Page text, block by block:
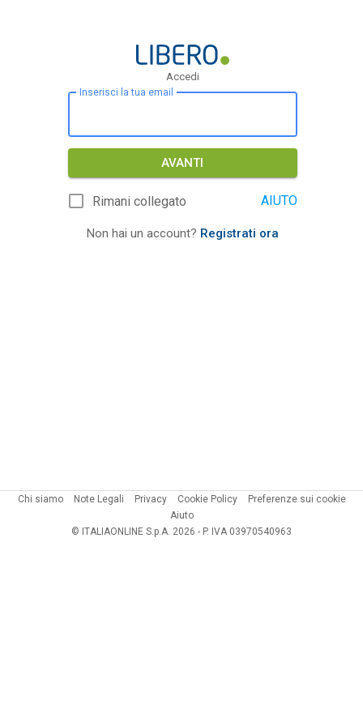
Accedi
Inserisci la tua email
AVANTI
Rimani collegato AIUTO
Non hai un account? Registrati ora
Chi siamo Note Legali Privacy Cookie Policy
Preferenze sui cookie
Aiuto
© ITALIAONLINE S.p.A. 2026 - P. IVA 03970540963